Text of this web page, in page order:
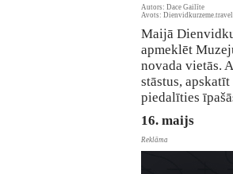
Autors: Dace Gailīte
Avots: Dienvidkurzeme.travel
Maijā
apmeklēt
novada vietās.
stāstus,
piedalīties
16. maijs
Reklāma